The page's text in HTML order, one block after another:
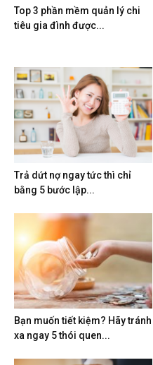
Top 3 phần mềm quản lý chi
tiêu gia đình được...
Trả dứt nợ ngay tức thì chỉ
bằng 5 bước lập...
Bạn muốn tiết kiệm? Hãy tránh
xa ngay 5 thói quen...